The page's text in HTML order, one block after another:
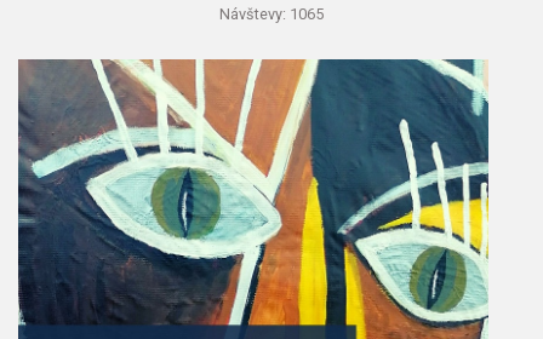
Návštevy: 1065